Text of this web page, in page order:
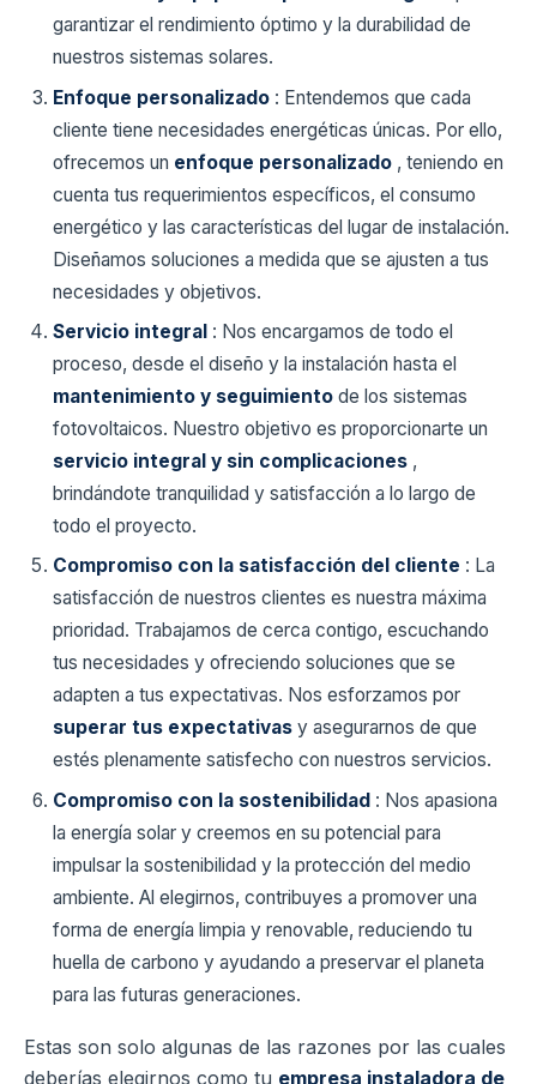
garantizar el rendimiento óptimo y la durabilidad de
nuestros sistemas solares.
Enfoque personalizado : Entendemos que cada
cliente tiene necesidades energéticas únicas. Por ello,
ofrecemos un enfoque personalizado , teniendo en
cuenta tus requerimientos específicos, el consumo
energético y las características del lugar de instalación.
Diseñamos soluciones a medida que se ajusten a tus
necesidades y objetivos.
Servicio integral : Nos encargamos de todo el
proceso, desde el diseño y la instalación hasta el
mantenimiento y seguimiento de los sistemas
fotovoltaicos. Nuestro objetivo es proporcionarte un
servicio integral y sin complicaciones ,
brindándote tranquilidad y satisfacción a lo largo de
todo el proyecto.
Compromiso con la satisfacción del cliente : La
satisfacción de nuestros clientes es nuestra máxima
prioridad. Trabajamos de cerca contigo, escuchando
tus necesidades y ofreciendo soluciones que se
adapten a tus expectativas. Nos esforzamos por
superar tus expectativas y asegurarnos de que
estés plenamente satisfecho con nuestros servicios.
Compromiso con la sostenibilidad : Nos apasiona
la energía solar y creemos en su potencial para
impulsar la sostenibilidad y la protección del medio
ambiente. Al elegirnos, contribuyes a promover una
forma de energía limpia y renovable, reduciendo tu
huella de carbono y ayudando a preservar el planeta
para las futuras generaciones.
Estas son solo algunas de las razones por las cuales
deberías elegirnos como tu empresa instaladora de